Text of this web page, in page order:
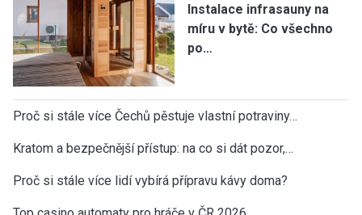
Instalace infrasauny na
míru v bytě: Co všechno
po…
Proč si stále více Čechů pěstuje vlastní potraviny…
Kratom a bezpečnější přístup: na co si dát pozor,…
Proč si stále více lidí vybírá přípravu kávy doma?